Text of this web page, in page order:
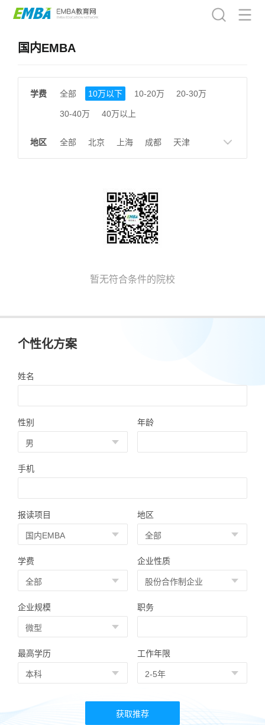
国内EMBA
学费 全部 10万以下 10-20万 20-30万
30-40万 40万以上
地区 全部 北京 上海 成都 天津
山东 安徽
广州
暂无符合条件的院校
个性化方案
姓名
性别 年龄
手机
报读项目 地区
学费 企业性质
企业规模 职务
最高学历 工作年限